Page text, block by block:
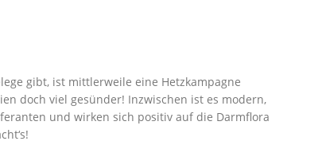
gibt, ist mittlerweile eine Hetzkampagne
doch viel gesünder! Inzwischen ist es modern,
und wirken sich positiv auf die Darmflora